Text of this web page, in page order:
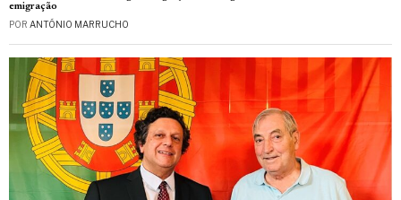
emigração
POR ANTÓNIO MARRUCHO